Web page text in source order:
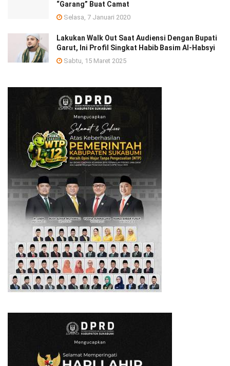
“Garang” Buat Camat
Selasa, 7 Januari 2020
Lakukan Walk Out Saat Audiensi Dengan Bupati
Garut, Ini Profil Singkat Habib Basim Al-Habsyi
Sabtu, 15 Maret 2025